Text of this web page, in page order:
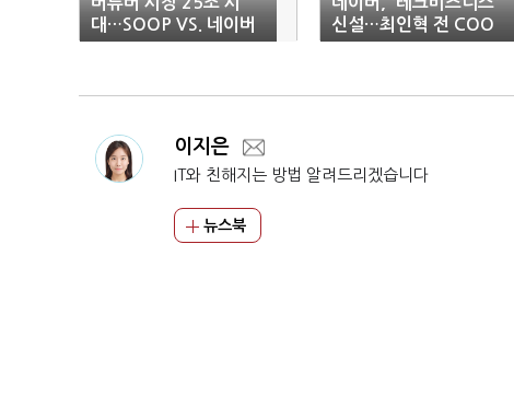
대…SOOP VS. 네이버
'치지직', 주도권 경쟁
신설…최인혁 전 COO
대표 내정
이지은
IT와 친해지는 방법 알려드리겠습니다
뉴스북